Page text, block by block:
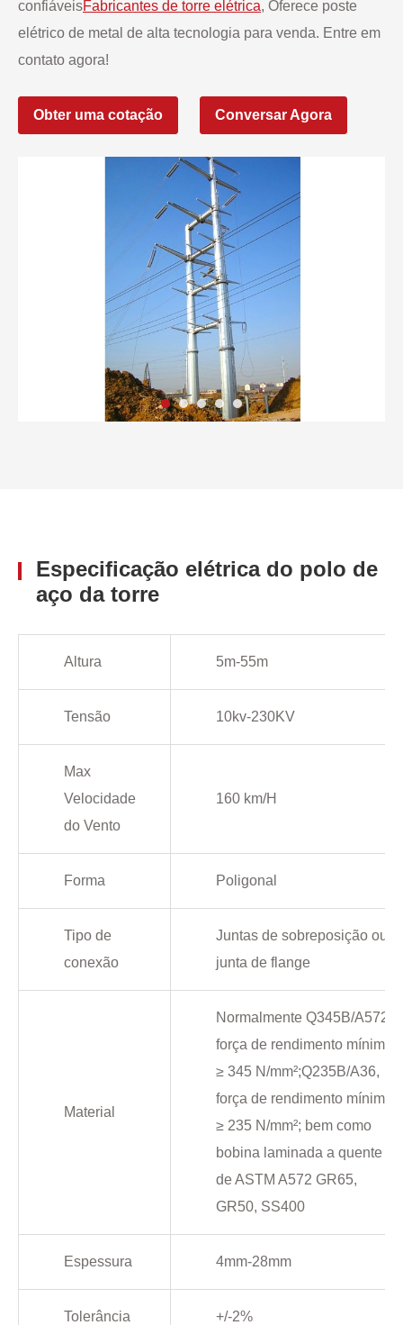
confiáveisFabricantes de torre elétrica, Oferece poste
elétrico de metal de alta tecnologia para venda. Entre em
contato agora!
Obter uma cotação Conversar Agora
Especificação elétrica do polo de
aço da torre
Altura 5m-55m
Tensão 10kv-230KV
Max
Velocidade
do Vento
160 km/H
Forma Poligonal
Tipo de
conexão
Juntas de sobreposição ou
junta de flange
Material
Normalmente Q345B/A572,
força de rendimento mínimo
≥ 345 N/mm²;Q235B/A36,
força de rendimento mínimo
≥ 235 N/mm²; bem como
bobina laminada a quente
de ASTM A572 GR65,
GR50, SS400
Espessura 4mm-28mm
Tolerância +/-2%